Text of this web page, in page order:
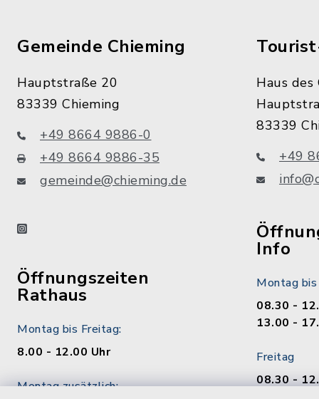
Gemeinde Chieming
Hauptstraße 20
83339 Chieming
+49 8664 9886-0
+49 8664 9886-35
gemeinde@chieming.de
instagram
Öffnungszeiten
Rathaus
Montag bis Freitag:
8.00 - 12.00 Uhr
Montag zusätzlich:
Haus des
83339
+49
Info
Montag
08.30 -
13.00 -
Freitag
08.30 -